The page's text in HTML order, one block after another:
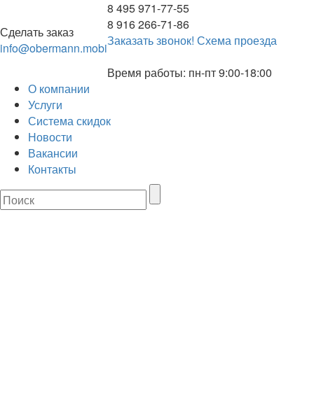
Сделать заказ
info@obermann.mobi
8 495 971-77-55
8 916 266-71-86
Заказать звонок! Схема проезда
Время работы: пн-пт 9:00-18:00
О компании
Услуги
Система скидок
Новости
Вакансии
Контакты